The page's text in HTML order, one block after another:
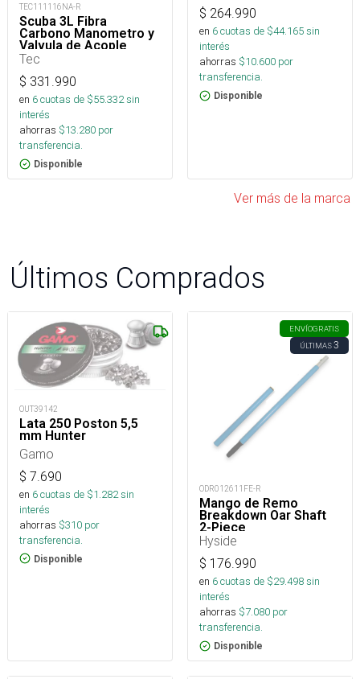
TEC111116NA-R
Scuba 3L Fibra
Carbono Manometro y
Valvula de Acople
Tec
$ 331.990
en 6cuotas de $55.332sin
interés
ahorras $13.280 por
transferencia.
Disponible
$ 264.990
en 6cuotas de $44.165sin
interés
ahorras $10.600 por
transferencia.
Disponible
Ver más de la marca
Últimos Comprados
OUT39142
Lata 250 Poston 5,5
mm Hunter
Gamo
$ 7.690
en 6cuotas de $1.282sin
interés
ahorras $310 por
transferencia.
Disponible
ENVÍOGRATIS
ÚLTIMAS3
ODR012611FE-R
Mango de Remo
Breakdown Oar Shaft
2-Piece
Hyside
$ 176.990
en 6cuotas de $29.498sin
interés
ahorras $7.080 por
transferencia.
Disponible